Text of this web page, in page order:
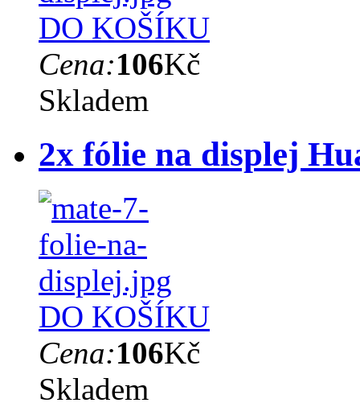
DO KOŠÍKU
Cena:106Kč
Skladem
2x fólie na displej
DO KOŠÍKU
Cena:106Kč
Skladem